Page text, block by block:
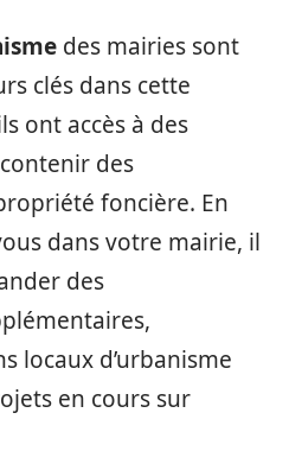
des mairies sont
clés dans cette
ont accès à des
des
foncière. En
dans votre mairie, il
des
locaux d’urbanisme
en cours sur